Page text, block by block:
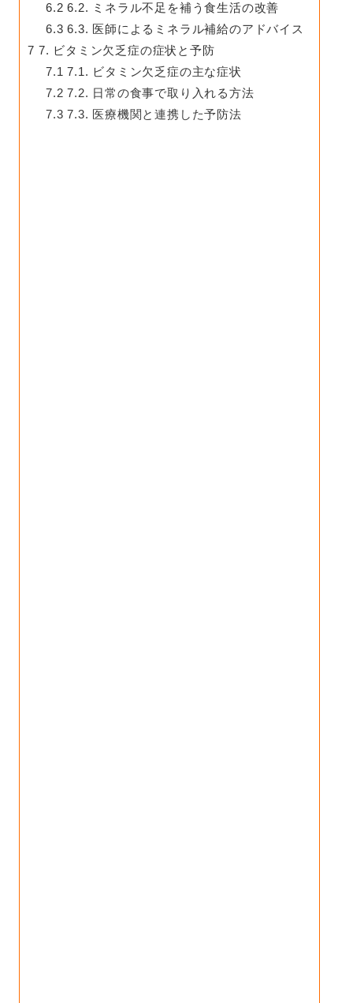
6.2 6.2. ミネラル不足を補う食生活の改善
6.3 6.3. 医師によるミネラル補給のアドバイス
7 7. ビタミン欠乏症の症状と予防
7.1 7.1. ビタミン欠乏症の主な症状
7.2 7.2. 日常の食事で取り入れる方法
7.3 7.3. 医療機関と連携した予防法